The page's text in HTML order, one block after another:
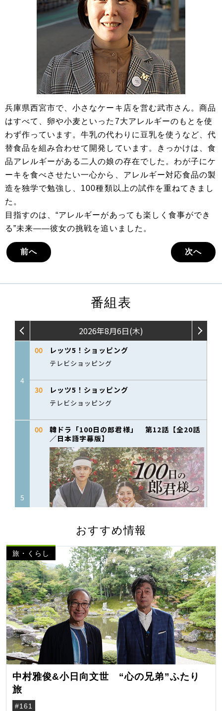
兵庫県西宮市で、小さなケーキ店を営む武市さん。商品
はすべて、卵や小麦といった7大アレルギーのもとを使
わず作っています。牛乳の代わりに豆乳を使うなど、代
替食品を組み合わせて開発しています。きっかけは、食
品アレルギーがある二人の娘の存在でした。わが子にケ
ーキを食べさせたい一心から、アレルギー対応食品の製
造を独学で勉強し、100種類以上の試作を重ねてきまし
た。
目指すのは、“アレルギーがあっても楽しく食事ができ
る”未来――彼女の挑戦を追いました。
前へ 次へ
番組表
おすすめ情報
旅・くらし
中村雅俊&小日向文世 “心の兄弟”ふたり
旅
#161